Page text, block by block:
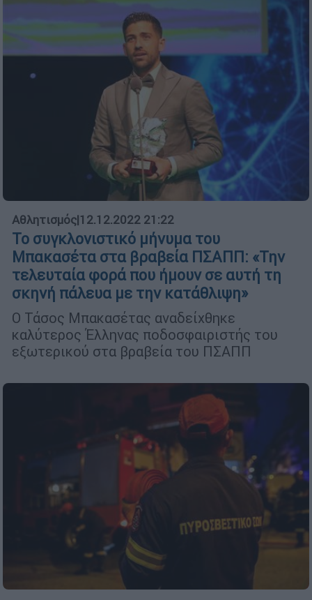
Αθλητισμός|12.12.2022 21:22
To συγκλονιστικό μήνυμα του
Μπακασέτα στα βραβεία ΠΣΑΠΠ: «Την
τελευταία φορά που ήμουν σε αυτή τη
σκηνή πάλευα με την κατάθλιψη»
Ο Τάσος Μπακασέτας αναδείχθηκε
καλύτερος Έλληνας ποδοσφαιριστής του
εξωτερικού στα βραβεία του ΠΣΑΠΠ